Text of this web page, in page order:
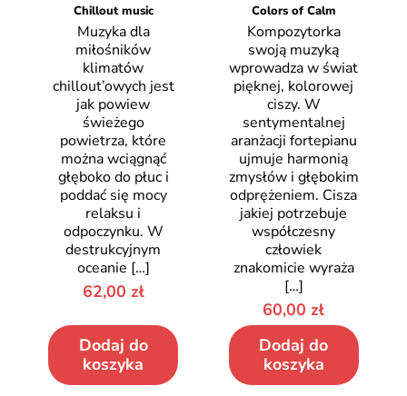
Chillout music
Muzyka dla
miłośników
klimatów
chillout’owych jest
jak powiew
świeżego
powietrza, które
można wciągnąć
głęboko do płuc i
poddać się mocy
relaksu i
odpoczynku. W
destrukcyjnym
oceanie […]
62,00 zł
Dodaj do
koszyka
Colors of Calm
Kompozytorka
swoją muzyką
wprowadza w świat
pięknej, kolorowej
ciszy. W
sentymentalnej
aranżacji fortepianu
ujmuje harmonią
zmysłów i głębokim
odprężeniem. Cisza
jakiej potrzebuje
współczesny
człowiek
znakomicie wyraża
[…]
60,00zł
Dodaj do
koszyka